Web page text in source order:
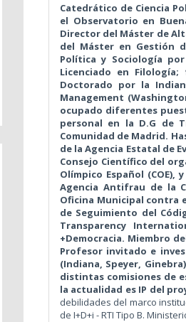
Catedrático de Ciencia
el Observatorio en
Director del Máster de
del Máster en Gestión
Política y Sociología
Licenciado en
Doctorado por la
Management
ocupado diferentes
personal en la D.G de
Comunidad de Madrid.
de la Agencia Estatal de
Consejo Científico del
Olímpico Español
Agencia Antifrau de la
Oficina Municipal contra
de Seguimiento del
Transparency
+Democracia. Miembro
Profesor invitado e
(Indiana, Speyer,
distintas comisiones de
la actualidad es IP del
debilidades del marco
de I+D+i - RTI Tipo B.